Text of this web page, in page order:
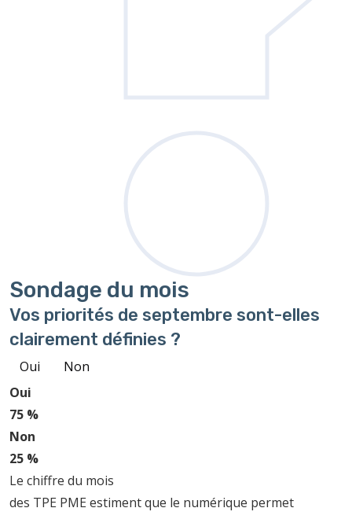
Sondage du mois
Vos priorités de septembre sont-elles
clairement définies ?
Oui
Non
Oui
75 %
Non
25 %
Le chiffre du mois
des TPE PME estiment que le numérique permet